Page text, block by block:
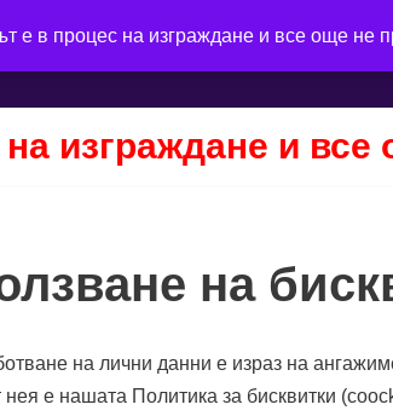
е в процес на изграждане и все още не
изграждане и
на
на лични данни е израз на
нея е нашата Политика за бисквитки